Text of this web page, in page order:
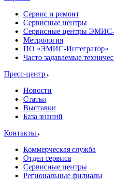
Сервис и ремонт
Сервисные центры
Сервисные центры
Метрология
ПО «ЭМИС-Интегратор»
Часто задаваемые
Пресс-центр
Новости
Статьи
Выставки
База знаний
Контакты
Коммерческая служба
Отдел сервиса
Сервисные центры
Региональные филиалы